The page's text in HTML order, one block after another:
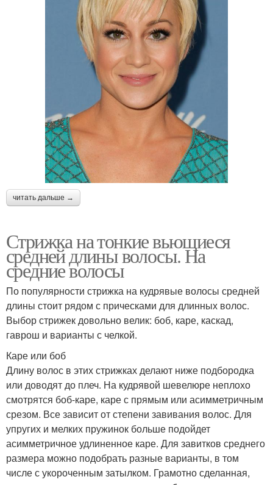
читать дальше →
Стрижка на тонкие вьющиеся
средней длины волосы. На
средние волосы
По популярности стрижка на кудрявые волосы средней
длины стоит рядом с прическами для длинных волос.
Выбор стрижек довольно велик: боб, каре, каскад,
гаврош и варианты с челкой.
Каре или боб
Длину волос в этих стрижках делают ниже подбородка
или доводят до плеч. На кудрявой шевелюре неплохо
смотрятся боб-каре, каре с прямым или асимметричным
срезом. Все зависит от степени завивания волос. Для
упругих и мелких пружинок больше подойдет
асимметричное удлиненное каре. Для завитков среднего
размера можно подобрать разные варианты, в том
числе с укороченным затылком. Грамотно сделанная,